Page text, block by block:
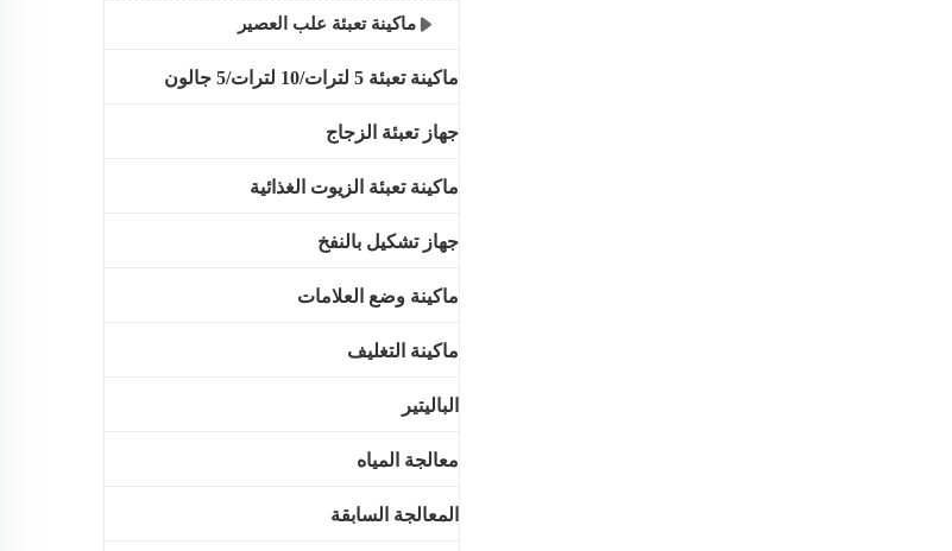
ماكينة تعبئة علب العصير
ماكينة تعبئة 5 لترات/10 لترات/5 جالون
جهاز تعبئة الزجاج
ماكينة تعبئة الزيوت الغذائية
جهاز تشكيل بالنفخ
ماكينة وضع العلامات
ماكينة التغليف
الباليتير
معالجة المياه
المعالجة السابقة